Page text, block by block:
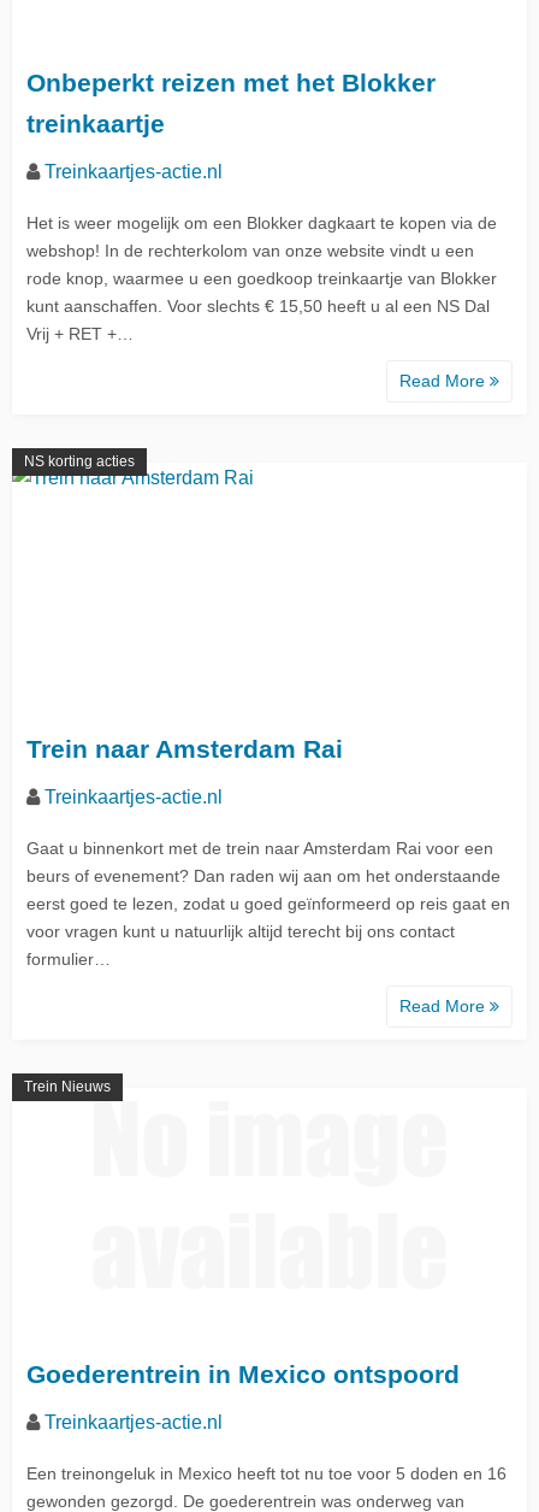
Onbeperkt reizen met het Blokker
treinkaartje
Treinkaartjes-actie.nl
Het is weer mogelijk om een Blokker dagkaart te kopen via de
webshop! In de rechterkolom van onze website vindt u een
rode knop, waarmee u een goedkoop treinkaartje van Blokker
kunt aanschaffen. Voor slechts € 15,50 heeft u al een NS Dal
Vrij + RET +…
Read More
NS korting acties
Trein naar Amsterdam Rai
Treinkaartjes-actie.nl
Gaat u binnenkort met de trein naar Amsterdam Rai voor een
beurs of evenement? Dan raden wij aan om het onderstaande
eerst goed te lezen, zodat u goed geïnformeerd op reis gaat en
voor vragen kunt u natuurlijk altijd terecht bij ons contact
formulier…
Read More
Trein Nieuws
Goederentrein in Mexico ontspoord
Treinkaartjes-actie.nl
Een treinongeluk in Mexico heeft tot nu toe voor 5 doden en 16
gewonden gezorgd. De goederentrein was onderweg van